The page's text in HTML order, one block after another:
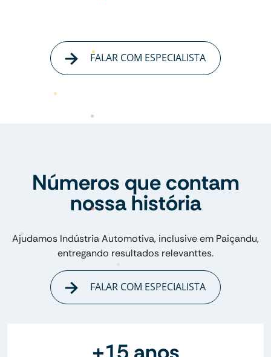
FALAR COM ESPECIALISTA
Números que contam
nossa história
Ajudamos Indústria Automotiva, inclusive em Paiçandu,
entregando resultados relevanttes.
FALAR COM ESPECIALISTA